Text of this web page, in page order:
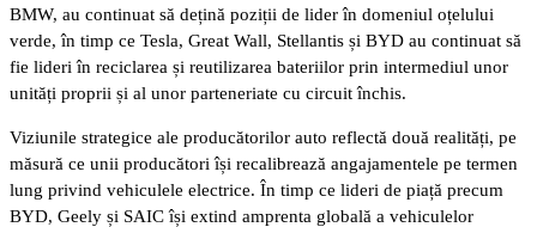
BMW, au continuat să dețină poziții de lider în domeniul oțelului
verde, în timp ce Tesla, Great Wall, Stellantis și BYD au continuat să
fie lideri în reciclarea și reutilizarea bateriilor prin intermediul unor
unități proprii și al unor parteneriate cu circuit închis.
Viziunile strategice ale producătorilor auto reflectă două realități, pe
măsură ce unii producători își recalibrează angajamentele pe termen
lung privind vehiculele electrice. În timp ce lideri de piață precum
BYD, Geely și SAIC își extind amprenta globală a vehiculelor